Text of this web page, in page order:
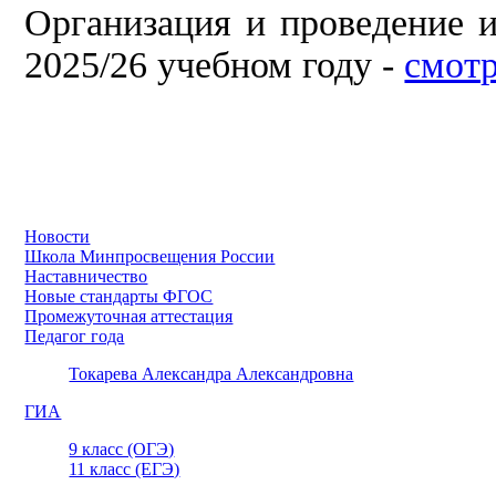
Организация и проведение
2025/26 учебном году -
Новости
Школа Минпросвещения России
Наставничество
Новые стандарты ФГОС
Промежуточная аттестация
Педагог года
Токарева Александра Александровна
ГИА
9 класс (ОГЭ)
11 класс (ЕГЭ)